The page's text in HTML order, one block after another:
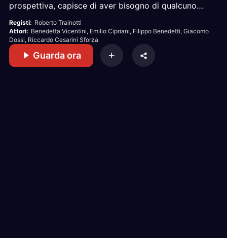
prospettiva, capisce di aver bisogno di qualcuno
avvicinarsi ad un gruppo di colleghi. Tuttavia, non
sentendosi mai davvero incluso, dovrà combattere
una battaglia fatta di paranoie ed errori.
Registi: Roberto Trainotti
Attori: Benedetta Vicentini, Emilio Cipriani, Filippo Benedetti, Giacomo
Dossi, Riccardo Cesarini Sforza
Guarda ora